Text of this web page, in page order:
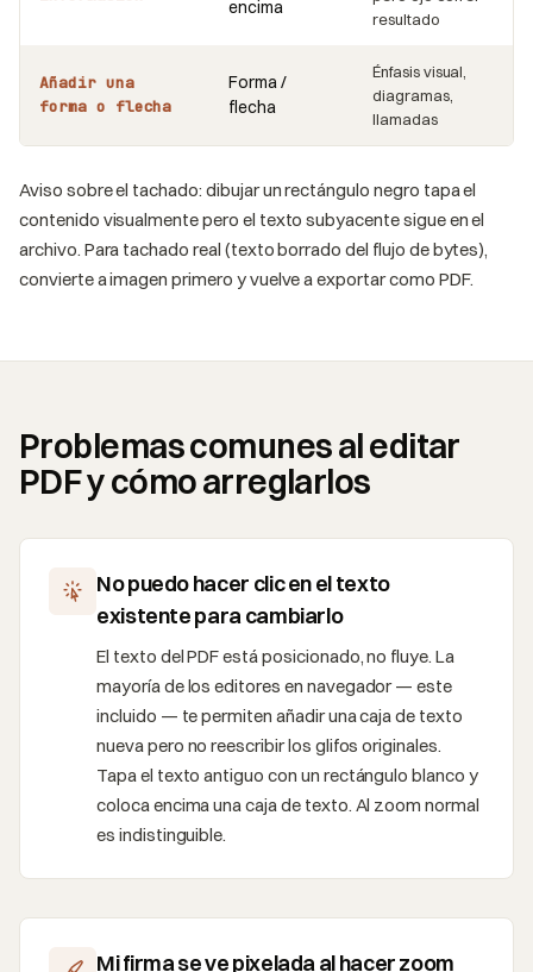
encima
resultado
Añadir una
forma o flecha
Forma /
flecha
Énfasis visual,
diagramas,
llamadas
Aviso sobre el tachado: dibujar un rectángulo negro tapa el
contenido visualmente pero el texto subyacente sigue en el
archivo. Para tachado real (texto borrado del flujo de bytes),
convierte a imagen primero y vuelve a exportar como PDF.
Problemas comunes al editar
PDF y cómo arreglarlos
No puedo hacer clic en el texto
existente para cambiarlo
El texto del PDF está posicionado, no fluye. La
mayoría de los editores en navegador — este
incluido — te permiten añadir una caja de texto
nueva pero no reescribir los glifos originales.
Tapa el texto antiguo con un rectángulo blanco y
coloca encima una caja de texto. Al zoom normal
es indistinguible.
Mi firma se ve pixelada al hacer zoom